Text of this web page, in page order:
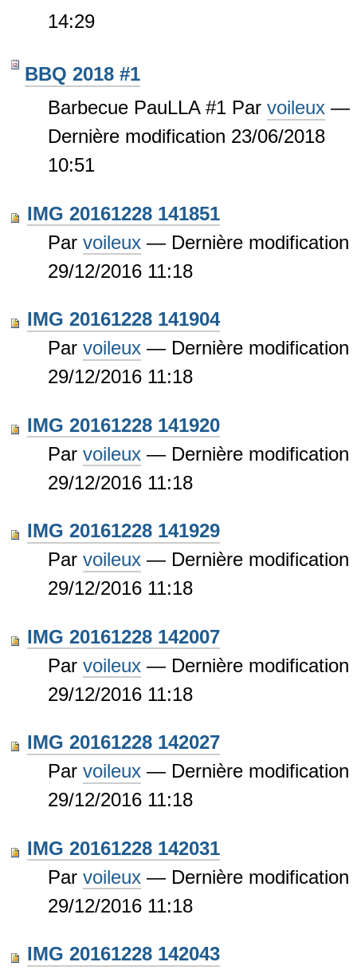
14:29
BBQ 2018 #1
Barbecue PauLLA #1 Par voileux —
Dernière modification 23/06/2018
10:51
IMG 20161228 141851
Par voileux — Dernière modification
29/12/2016 11:18
IMG 20161228 141904
Par voileux — Dernière modification
29/12/2016 11:18
IMG 20161228 141920
Par voileux — Dernière modification
29/12/2016 11:18
IMG 20161228 141929
Par voileux — Dernière modification
29/12/2016 11:18
IMG 20161228 142007
Par voileux — Dernière modification
29/12/2016 11:18
IMG 20161228 142027
Par voileux — Dernière modification
29/12/2016 11:18
IMG 20161228 142031
Par voileux — Dernière modification
29/12/2016 11:18
IMG 20161228 142043